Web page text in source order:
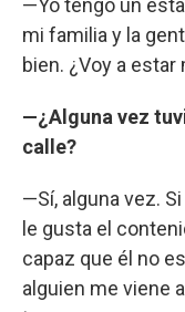
—Yo tengo un
mi familia y la
bien. ¿Voy a
—¿Alguna vez
calle?
—Sí, alguna vez.
le gusta el
capaz que él no
alguien me viene